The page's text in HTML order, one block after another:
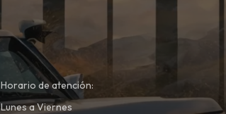
Horario de atención:
Lunes a Viernes